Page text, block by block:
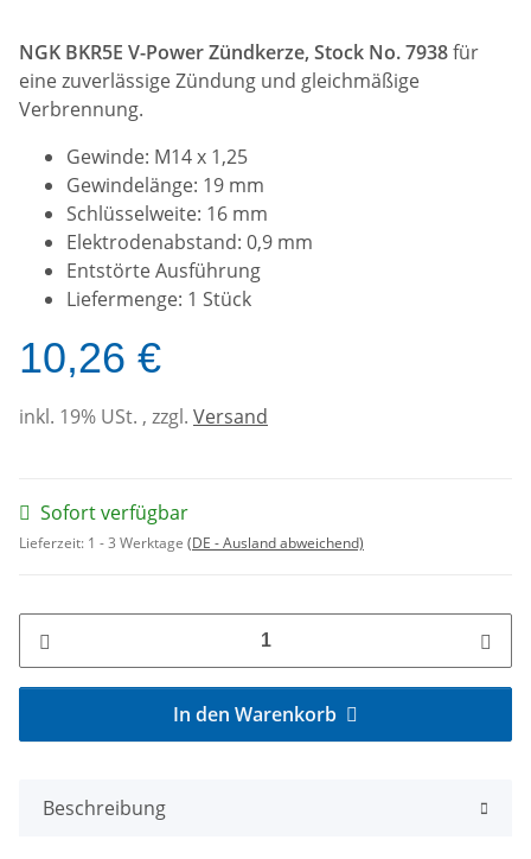
NGK BKR5E V-Power Zündkerze, Stock No. 7938für
eine zuverlässige Zündung und gleichmäßige
Verbrennung.
Gewinde: M14 x 1,25
Gewindelänge: 19 mm
Schlüsselweite: 16 mm
Elektrodenabstand: 0,9 mm
Entstörte Ausführung
Liefermenge: 1 Stück
10,26 €
inkl. 19% USt. , zzgl. Versand
Sofort verfügbar
Lieferzeit: 1 - 3 Werktage (DE - Ausland abweichend)
In den Warenkorb
Beschreibung